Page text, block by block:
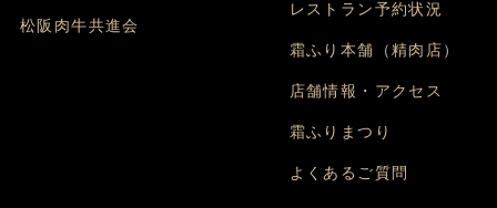
松阪肉牛共進会
レストラン予約状況
霜ふり本舗（精肉店）
店舗情報・アクセス
霜ふりまつり
よくあるご質問